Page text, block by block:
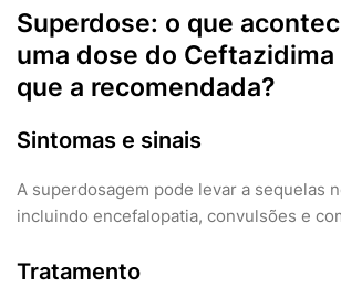
Superdose: o que
uma dose do Ceftazidima
que a recomendada?
Sintomas e sinais
A superdosagem pode levar a sequelas
incluindo encefalopatia, convulsões e
Tratamento